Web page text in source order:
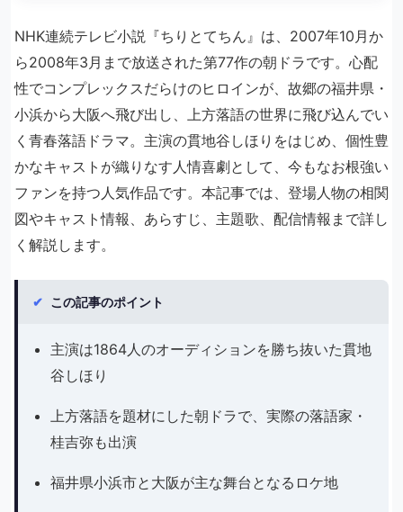
NHK連続テレビ小説『ちりとてちん』は、2007年10月か
ら2008年3月まで放送された第77作の朝ドラです。心配
性でコンプレックスだらけのヒロインが、故郷の福井県・
小浜から大阪へ飛び出し、上方落語の世界に飛び込んでい
く青春落語ドラマ。主演の貫地谷しほりをはじめ、個性豊
かなキャストが織りなす人情喜劇として、今もなお根強い
ファンを持つ人気作品です。本記事では、登場人物の相関
図やキャスト情報、あらすじ、主題歌、配信情報まで詳し
く解説します。
✔ この記事のポイント
主演は1864人のオーディションを勝ち抜いた貫地
谷しほり
上方落語を題材にした朝ドラで、実際の落語家・
桂吉弥も出演
福井県小浜市と大阪が主な舞台となるロケ地